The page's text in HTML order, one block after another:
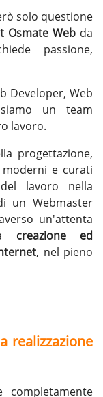
solo questione
Osmate Web da
passione,
Developer, Web
un team
lavoro.
progettazione,
e curati
lavoro nella
un Webmaster
un'attenta
creazione ed
, nel pieno
realizzazione
completamente